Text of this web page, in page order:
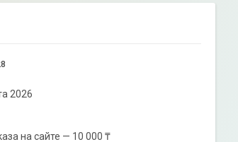
2026
на сайте — 10 000 ₸